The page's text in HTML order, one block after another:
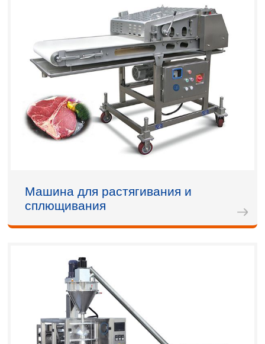
Машина для растягивания и
сплющивания